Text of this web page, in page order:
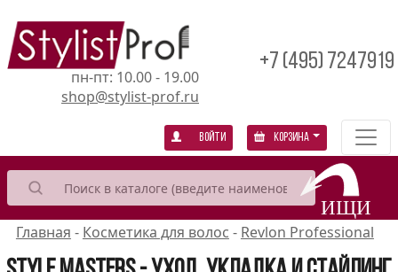
пн-пт: 10.00 - 19.00
shop@stylist-prof.ru
+7 (495) 7247919
Войти Корзина
Главная - Косметика для волос - Revlon Professional